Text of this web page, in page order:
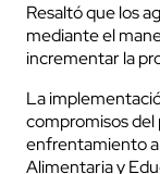
Resaltó que los
mediante el
incrementar la
La
compromisos del
enfrentamiento
Alimentaria y